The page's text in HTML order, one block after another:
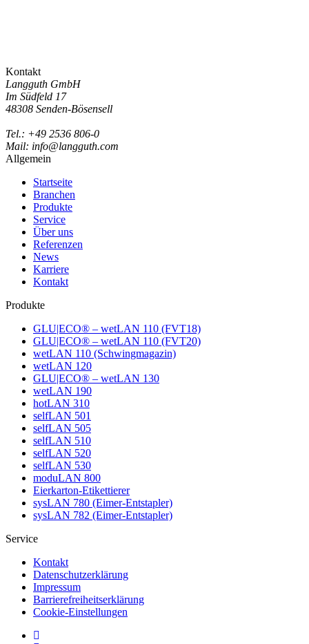
Kontakt
Langguth GmbH
Im Südfeld 17
48308 Senden-Bösensell
Tel.: +49 2536 806-0
Mail: info@langguth.com
Allgemein
Startseite
Branchen
Produkte
Service
Über uns
Referenzen
News
Karriere
Kontakt
Produkte
GLU|ECO® – wetLAN 110 (FVT18)
GLU|ECO® – wetLAN 110 (FVT20)
wetLAN 110 (Schwingmagazin)
wetLAN 120
GLU|ECO® – wetLAN 130
wetLAN 190
hotLAN 310
selfLAN 501
selfLAN 505
selfLAN 510
selfLAN 520
selfLAN 530
moduLAN 800
Eierkarton-Etikettierer
sysLAN 780 (Eimer-Entstapler)
sysLAN 782 (Eimer-Entstapler)
Service
Kontakt
Datenschutzerklärung
Impressum
Barrierefreiheitserklärung
Cookie-Einstellungen